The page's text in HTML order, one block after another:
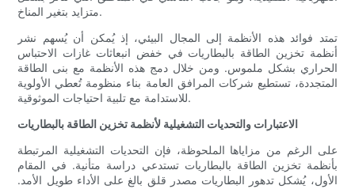
متزايد بتغير المناخ.
تمتد فوائد هذه الأنظمة إلى المجال البيئي، إذ يُمكن أن يُسهم نشر
أنظمة تخزين الطاقة بالبطاريات في خفض انبعاثات غازات الاحتباس
الحراري بشكل ملموس. ومن خلال دمج هذه الأنظمة مع بنى الطاقة
المتجددة، تستطيع شركات المرافق العامة بناء منظومة تُعطي الأولوية
للاستدامة مع تلبية احتياجات الموثوقية.
الاعتبارات والتحديات التشغيلية لأنظمة تخزين الطاقة بالبطاريات
على الرغم من مزاياها الملحوظة، فإن التحديات التشغيلية المرتبطة
بأنظمة تخزين الطاقة بالبطاريات تستدعي دراسة متأنية. في المقام
الأول، يُشكل تدهور البطاريات مصدر قلق بالغ على الأداء طويل الأمد.